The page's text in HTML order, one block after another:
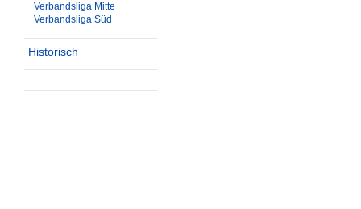
Verbandsliga Mitte
Verbandsliga Süd
Historisch